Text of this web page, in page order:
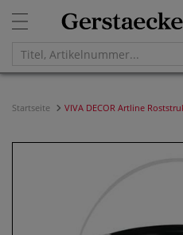
Startseite VIVA DECOR Artline